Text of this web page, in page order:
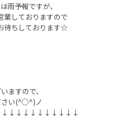
雨予報ですが、
業しておりますので
待ちしております☆
ますので、
さい(^○^)ノ